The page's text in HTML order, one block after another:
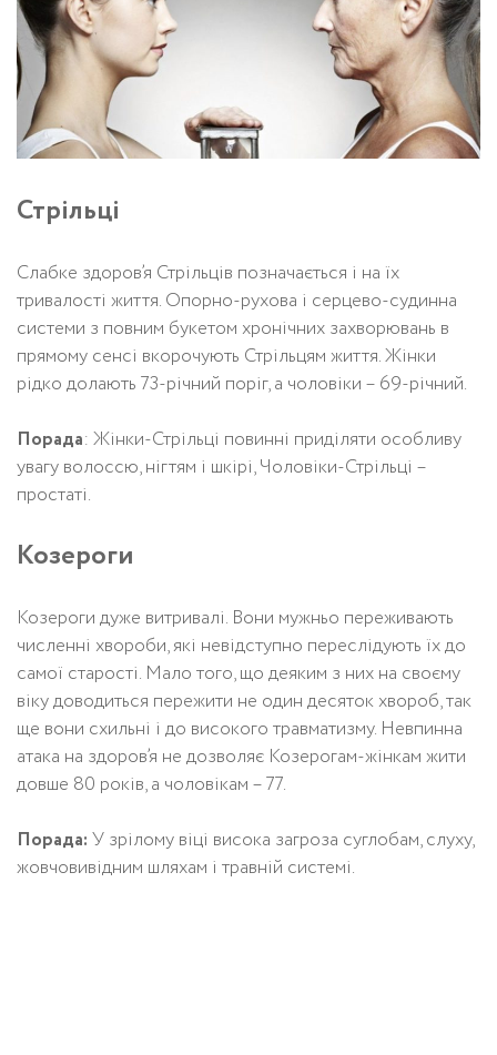
Стрільці
Слабке здоров’я Стрільців позначається і на їх
тривалості життя. Опорно-рухова і серцево-судинна
системи з повним букетом хронічних захворювань в
прямому сенсі вкорочують Стрільцям життя. Жінки
рідко долають 73-річний поріг, а чоловіки – 69-річний.
Порада: Жінки-Стрільці повинні приділяти особливу
увагу волоссю, нігтям і шкірі, Чоловіки-Стрільці –
простаті.
Козероги
Козероги дуже витривалі. Вони мужньо переживають
численні хвороби, які невідступно переслідують їх до
самої старості. Мало того, що деяким з них на своєму
віку доводиться пережити не один десяток хвороб, так
ще вони схильні і до високого травматизму. Невпинна
атака на здоров’я не дозволяє Козерогам-жінкам жити
довше 80 років, а чоловікам – 77.
Порада: У зрілому віці висока загроза суглобам, слуху,
жовчовивідним шляхам і травній системі.